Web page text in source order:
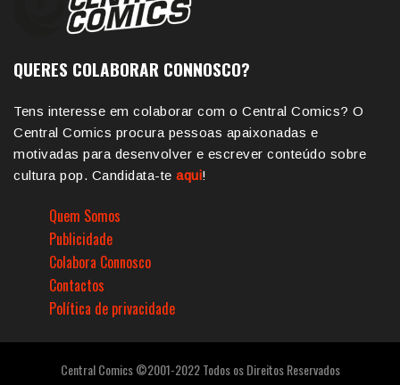
QUERES COLABORAR CONNOSCO?
Tens interesse em colaborar com o Central Comics? O
Central Comics procura pessoas apaixonadas e
motivadas para desenvolver e escrever conteúdo sobre
cultura pop. Candidata-te aqui!
Quem Somos
Publicidade
Colabora Connosco
Contactos
Política de privacidade
Central Comics ©2001-2022 Todos os Direitos Reservados